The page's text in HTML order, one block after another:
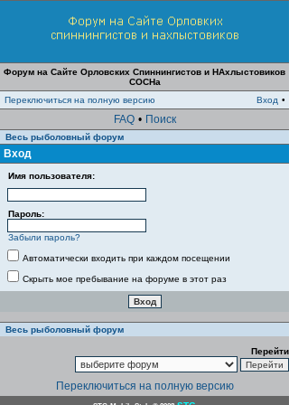
Форум на Сайте Орловских Спиннингистов и НАхлыстовиков
СОСНа
Переключиться на полную версию
Вход •
FAQ • Поиск
Весь рыболовный форум
Вход
Имя пользователя:
Пароль:
Забыли пароль?
Автоматически входить при каждом посещении
Скрыть мое пребывание на форуме в этот раз
Весь рыболовный форум
Перейти
Переключиться на полную версию